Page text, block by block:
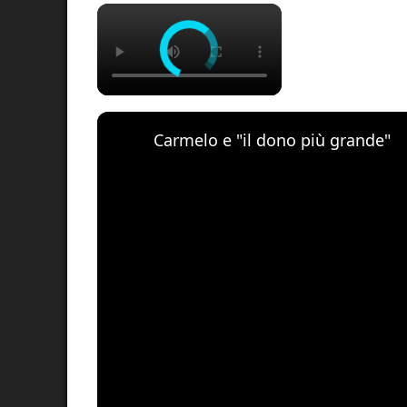
×
Carmelo e "il dono più grande"